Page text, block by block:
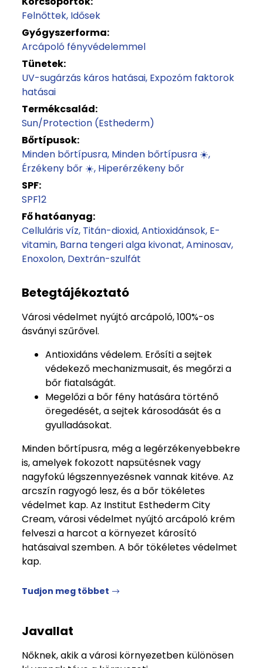
Felnőttek Idősek
Gyógyszerforma:
Arcápoló fényvédelemmel
Tünetek:
UV-sugárzás káros hatásai Expozóm faktorok
hatásai
Termékcsalád:
Sun/Protection (Esthederm)
Bőrtípusok:
Minden bőrtípusra Minden bőrtípusra ☀️
Érzékeny bőr ☀️ Hiperérzékeny bőr
SPF:
SPF12
Fő hatóanyag:
Celluláris víz Titán-dioxid Antioxidánsok E-
vitamin Barna tengeri alga kivonat Aminosav
Enoxolon Dextrán-szulfát
Betegtájékoztató
Városi védelmet nyújtó arcápoló, 100%-os
ásványi szűrővel.
Antioxidáns védelem. Erősíti a sejtek
védekező mechanizmusait, és megőrzi a
bőr fiatalságát.
Megelőzi a bőr fény hatására történő
öregedését, a sejtek károsodását és a
gyulladásokat.
Minden bőrtípusra, még a legérzékenyebbekre
is, amelyek fokozott napsütésnek vagy
nagyfokú légszennyezésnek vannak kitéve. Az
arcszín ragyogó lesz, és a bőr tökéletes
védelmet kap. Az Institut Esthederm City
Cream, városi védelmet nyújtó arcápoló krém
felveszi a harcot a környezet károsító
hatásaival szemben. A bőr tökéletes védelmet
kap.
Tudjon meg többet
Javallat
Nőknek, akik a városi környezetben különösen